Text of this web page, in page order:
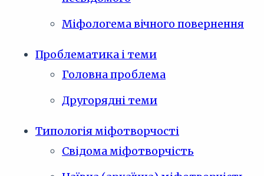
Міфологема вічного повернення
Проблематика і теми
Головна проблема
Другорядні теми
Типологія міфотворчості
Свідома міфотворчість